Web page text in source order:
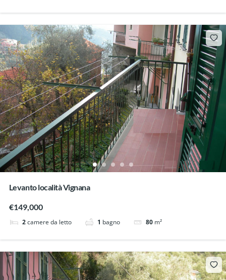
Levanto località Vignana
€149,000
2camere da letto 1 bagno 80 m²